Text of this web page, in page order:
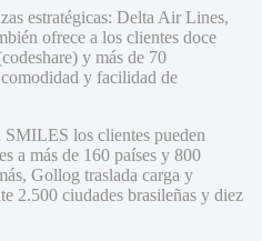
estratégicas: Delta Air Lines,
ofrece a los clientes doce
y más de 70
y facilidad de
los clientes pueden
a más de 160 países y 800
Gollog traslada carga y
2.500 ciudades brasileñas y diez